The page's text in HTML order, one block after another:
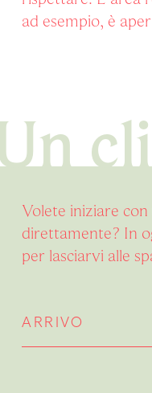
ad esempio, è
Volete iniziare
direttamente? In
per lasciarvi alle
ARRIVO